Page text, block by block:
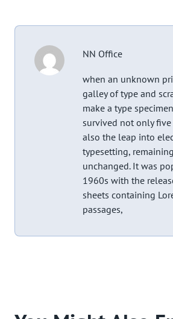
NN Office
when an unknown
galley of type and
make a type
survived not only
also the leap into
typesetting,
unchanged. It was
1960s with the
sheets containing
passages,